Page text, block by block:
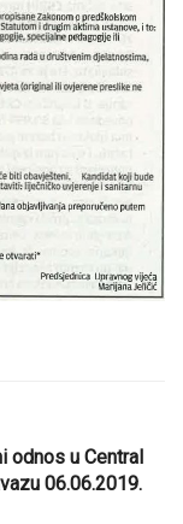
odnos u Central
06.06.2019.